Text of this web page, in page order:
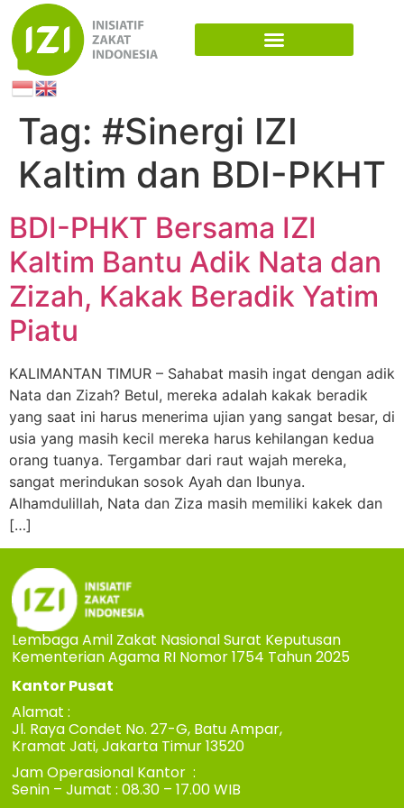
Tag: #Sinergi IZI
Kaltim dan BDI-PKHT
BDI-PHKT Bersama IZI
Kaltim Bantu Adik Nata dan
Zizah, Kakak Beradik Yatim
Piatu
KALIMANTAN TIMUR – Sahabat masih ingat dengan adik
Nata dan Zizah? Betul, mereka adalah kakak beradik
yang saat ini harus menerima ujian yang sangat besar, di
usia yang masih kecil mereka harus kehilangan kedua
orang tuanya. Tergambar dari raut wajah mereka,
sangat merindukan sosok Ayah dan Ibunya.
Alhamdulillah, Nata dan Ziza masih memiliki kakek dan
[…]
Lembaga Amil Zakat Nasional Surat Keputusan
Kementerian Agama RI Nomor 1754 Tahun 2025
Kantor Pusat
Alamat :
Jl. Raya Condet No. 27-G, Batu Ampar,
Kramat Jati, Jakarta Timur 13520
Jam Operasional Kantor :
Senin – Jumat : 08.30 – 17.00 WIB